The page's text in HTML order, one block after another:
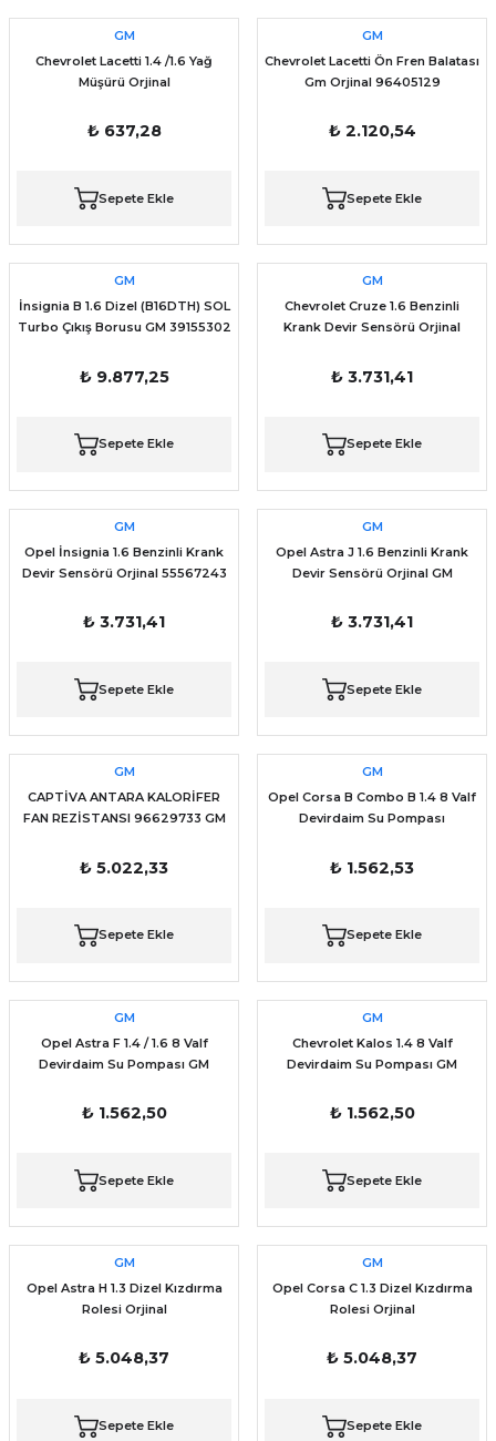
GM
Chevrolet Lacetti 1.4 /1.6 Yağ
Müşürü Orjinal
₺ 637,28
Sepete Ekle
GM
Chevrolet Lacetti Ön Fren Balatası
Gm Orjinal 96405129
₺ 2.120,54
Sepete Ekle
GM
İnsignia B 1.6 Dizel (B16DTH) SOL
Turbo Çıkış Borusu GM 39155302
₺ 9.877,25
Sepete Ekle
GM
Chevrolet Cruze 1.6 Benzinli
Krank Devir Sensörü Orjinal
₺ 3.731,41
Sepete Ekle
GM
Opel İnsignia 1.6 Benzinli Krank
Devir Sensörü Orjinal 55567243
₺ 3.731,41
Sepete Ekle
GM
Opel Astra J 1.6 Benzinli Krank
Devir Sensörü Orjinal GM
₺ 3.731,41
Sepete Ekle
GM
CAPTİVA ANTARA KALORİFER
FAN REZİSTANSI 96629733 GM
₺ 5.022,33
Sepete Ekle
GM
Opel Corsa B Combo B 1.4 8 Valf
Devirdaim Su Pompası
₺ 1.562,53
Sepete Ekle
GM
Opel Astra F 1.4 / 1.6 8 Valf
Devirdaim Su Pompası GM
₺ 1.562,50
Sepete Ekle
GM
Chevrolet Kalos 1.4 8 Valf
Devirdaim Su Pompası GM
₺ 1.562,50
Sepete Ekle
GM
Opel Astra H 1.3 Dizel Kızdırma
Rolesi Orjinal
₺ 5.048,37
Sepete Ekle
GM
Opel Corsa C 1.3 Dizel Kızdırma
Rolesi Orjinal
₺ 5.048,37
Sepete Ekle